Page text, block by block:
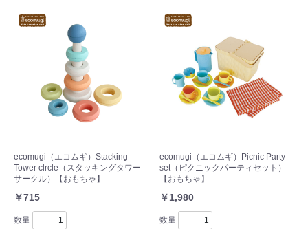
ecomugi（エコムギ）Stacking
Tower clrcle（スタッキングタワー
サークル）【おもちゃ】
￥715
数量
ecomugi（エコムギ）Picnic Party
set（ピクニックパーティセット）
【おもちゃ】
￥1,980
数量